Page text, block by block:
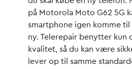
på Motorola Moto G62 5G
smartphone igen komme til
ny. Telerepair benytter kun
kvalitet, så du kan være
lever op til samme